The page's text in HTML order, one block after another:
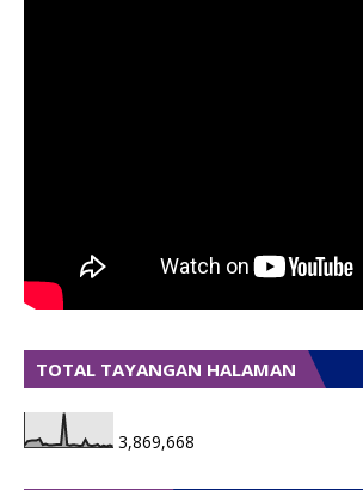
TOTAL TAYANGAN HALAMAN
3,869,668